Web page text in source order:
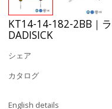
KT14-14-182-2BB｜
DADISICK
シェア
カタログ
English details